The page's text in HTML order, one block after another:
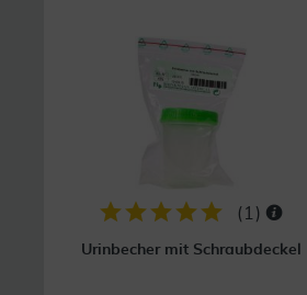
( 1 )
Urinbecher mit Schraubdeckel